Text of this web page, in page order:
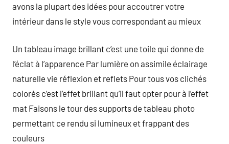
avons la plupart des idées pour accoutrer votre
intérieur dans le style vous correspondant au mieux
Un tableau image brillant c’est une toile qui donne de
l’éclat à l’apparence Par lumière on assimile éclairage
naturelle vie réflexion et reflets Pour tous vos clichés
colorés c’est l’effet brillant qu’il faut opter pour à l’effet
mat Faisons le tour des supports de tableau photo
permettant ce rendu si lumineux et frappant des
couleurs